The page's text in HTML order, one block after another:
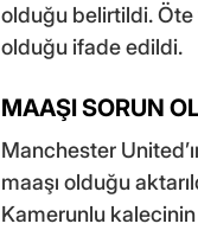
olduğu belirtildi. Öte
olduğu ifade edildi.
MAAŞI SORUN
Manchester
maaşı olduğu
Kamerunlu